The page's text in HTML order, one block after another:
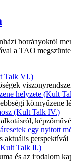
botrányoktól
a TAO
Talk VI.)
helyzete (Kult
könnyűzene
(Kult Talk IV.)
egy nyitott
aktuális perspektívái
Talk II.)
és az irodalom